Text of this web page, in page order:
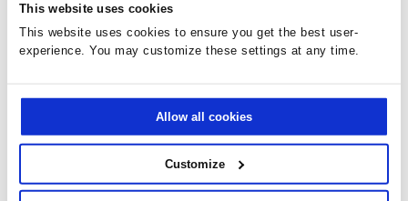
This website uses cookies
This website uses cookies to ensure you get the best user-
experience. You may customize these settings at any time.
Allow all cookies
Customize
Hiermit stimme ich zu, dass meine oben eingegebenen
persönlichen Daten für die Bearbeitung dieser Anfrage
übertragen und gespeichert werden. Hier finden Sie weitere
Informationen zumDatenschutz .
einverstanden, dass zur Verarbeitung meiner Anfrage
Marketing-Cookies gesetzt werden.
SENDEN